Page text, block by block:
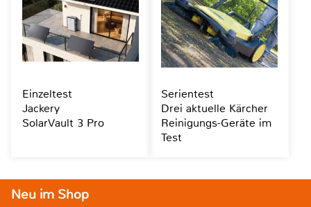
Neu im Shop
Einzeltest
Jackery
SolarVault 3 Pro
Serientest
Drei aktuelle Kärcher
Reinigungs-Geräte im
Test